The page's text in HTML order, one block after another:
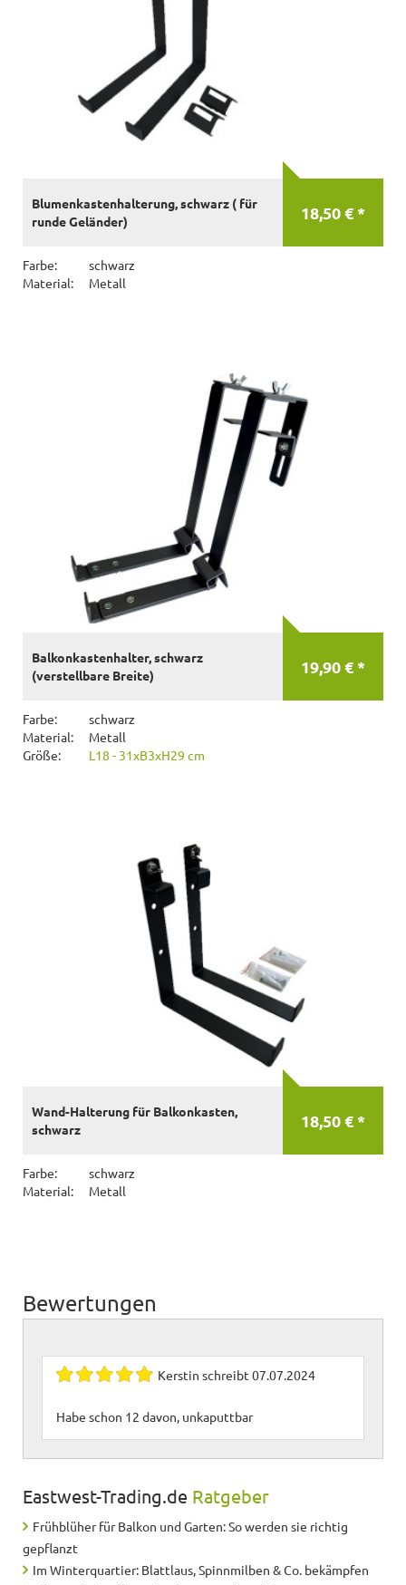
18,50 € *
Blumenkastenhalterung, schwarz ( für
runde Geländer)
Farbe:
schwarz
Material:
Metall
19,90 € *
Balkonkastenhalter, schwarz
(verstellbare Breite)
Farbe:
schwarz
Material:
Metall
Größe:
L18 - 31xB3xH29 cm
18,50 € *
Wand-Halterung für Balkonkasten,
schwarz
Farbe:
schwarz
Material:
Metall
Bewertungen
Kerstin schreibt 07.07.2024
Habe schon 12 davon, unkaputtbar
Eastwest-Trading.de Ratgeber
Frühblüher für Balkon und Garten: So werden sie richtig
gepflanzt
Im Winterquartier: Blattlaus, Spinnmilben & Co. bekämpfen